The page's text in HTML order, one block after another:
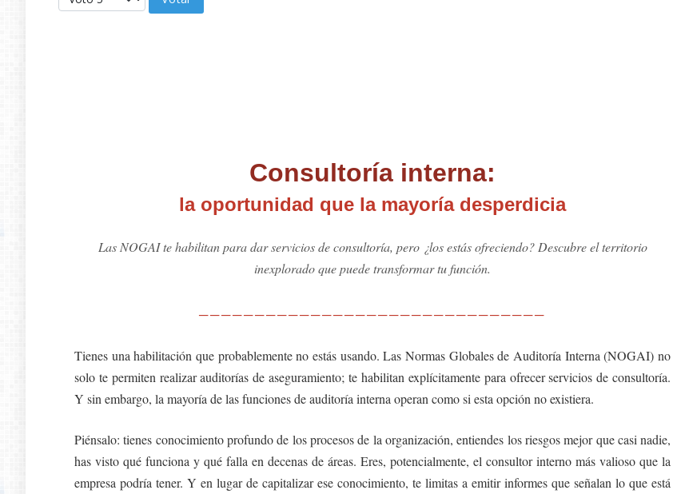
Consultoría interna:
la oportunidad que la mayoría desperdicia
Las NOGAI te habilitan para dar servicios de consultoría, pero ¿los estás ofreciendo? Descubre el territorio
inexplorado que puede transformar tu función.
───────────────────────────────
Tienes una habilitación que probablemente no estás usando. Las Normas Globales de Auditoría Interna (NOGAI) no
solo te permiten realizar auditorías de aseguramiento; te habilitan explícitamente para ofrecer servicios de consultoría.
Y sin embargo, la mayoría de las funciones de auditoría interna operan como si esta opción no existiera.
Piénsalo: tienes conocimiento profundo de los procesos de la organización, entiendes los riesgos mejor que casi nadie,
has visto qué funciona y qué falla en decenas de áreas. Eres, potencialmente, el consultor interno más valioso que la
empresa podría tener. Y en lugar de capitalizar ese conocimiento, te limitas a emitir informes que señalan lo que está